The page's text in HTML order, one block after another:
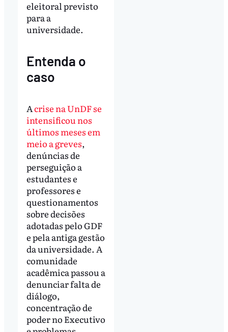
eleitoral previsto
para a
universidade.
Entenda o
caso
Acrise na UnDF se
intensificou nos
últimos meses em
meio a greves,
denúncias de
perseguição a
estudantes e
professores e
questionamentos
sobre decisões
adotadas pelo GDF
e pela antiga gestão
da universidade. A
comunidade
acadêmica passou a
denunciar falta de
diálogo,
concentração de
poder no Executivo